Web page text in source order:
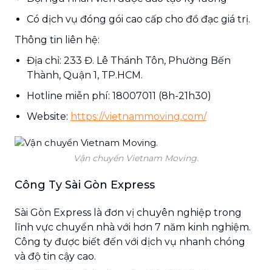
Có dịch vụ đóng gói cao cấp cho đồ đạc giá trị.
Thông tin liên hệ:
Địa chỉ: 233 Đ. Lê Thánh Tôn, Phường Bến
Thành, Quận 1, TP.HCM.
Hotline miễn phí: 18007011 (8h-21h30)
Website: https://vietnammoving.com/
Vận chuyển Vietnam Moving.
Công Ty Sài Gòn Express
Sài Gòn Express là đơn vị chuyên nghiệp trong
lĩnh vực chuyển nhà với hơn 7 năm kinh nghiệm.
Công ty được biết đến với dịch vụ nhanh chóng
và độ tin cậy cao.